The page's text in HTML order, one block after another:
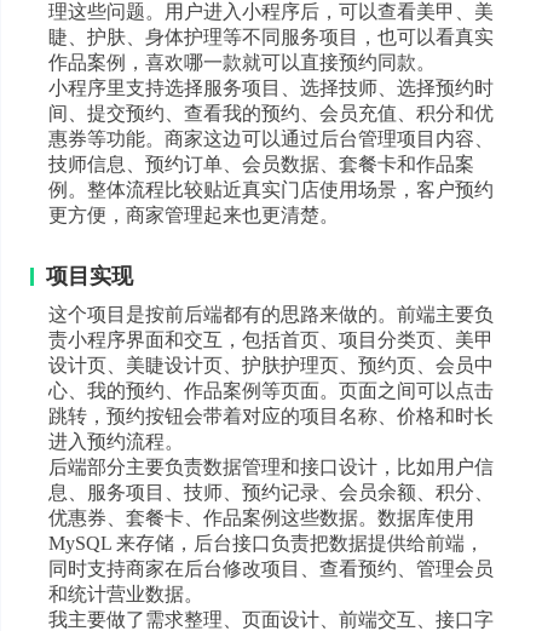
理这些问题。用户进入小程序后，可以查看美甲、美
睫、护肤、身体护理等不同服务项目，也可以看真实
作品案例，喜欢哪一款就可以直接预约同款。
小程序里支持选择服务项目、选择技师、选择预约时
间、提交预约、查看我的预约、会员充值、积分和优
惠券等功能。商家这边可以通过后台管理项目内容、
技师信息、预约订单、会员数据、套餐卡和作品案
例。整体流程比较贴近真实门店使用场景，客户预约
更方便，商家管理起来也更清楚。
项目实现
这个项目是按前后端都有的思路来做的。前端主要负
责小程序界面和交互，包括首页、项目分类页、美甲
设计页、美睫设计页、护肤护理页、预约页、会员中
心、我的预约、作品案例等页面。页面之间可以点击
跳转，预约按钮会带着对应的项目名称、价格和时长
进入预约流程。
后端部分主要负责数据管理和接口设计，比如用户信
息、服务项目、技师、预约记录、会员余额、积分、
优惠券、套餐卡、作品案例这些数据。数据库使用
MySQL 来存储，后台接口负责把数据提供给前端，
同时支持商家在后台修改项目、查看预约、管理会员
和统计营业数据。
我主要做了需求整理、页面设计、前端交互、接口字